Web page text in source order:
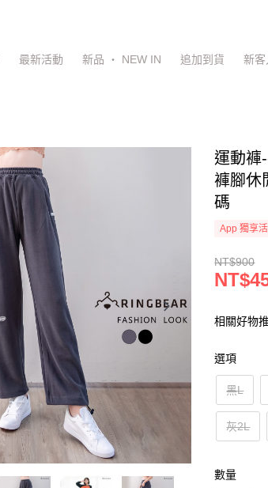
最新活動 新品 ‧ NEW IN 追加到貨 新客
運動褲
褲腳休
碼
App 獨享
NT$900
相關好物
選項
黑L
灰2L
數量